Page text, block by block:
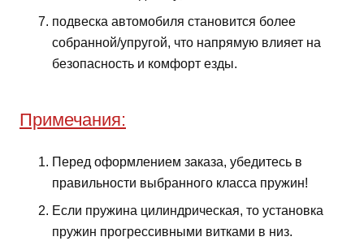
подвеска автомобиля становится более
собранной/упругой, что напрямую влияет на
безопасность и комфорт езды.
Примечания:
Перед оформлением заказа, убедитесь в
правильности выбранного класса пружин!
Если пружина цилиндрическая, то установка
пружин прогрессивными витками в низ.